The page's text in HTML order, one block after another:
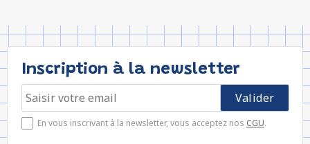
Inscription à la newsletter
En vous inscrivant à la newsletter, vous acceptez nos CGU.